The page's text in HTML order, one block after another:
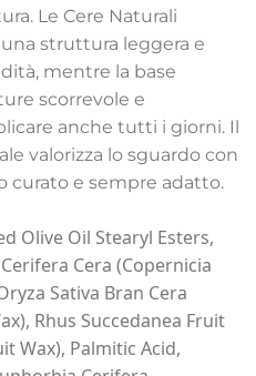
Le Cere Naturali
struttura leggera e
mentre la base
scorrevole e
anche tutti i giorni. Il
valorizza lo sguardo con
curato e sempre adatto.
Olive Oil Stearyl Esters,
Cera (Copernicia
Sativa Bran Cera
Rhus Succedanea Fruit
Wax), Palmitic Acid,